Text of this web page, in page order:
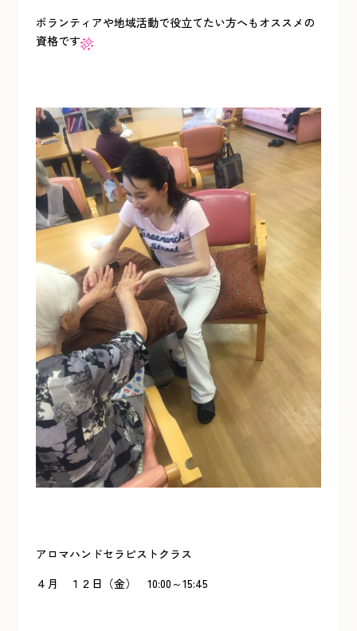
ボランティアや地域活動で役立てたい方へもオススメの
資格です
アロマハンドセラピストクラス
４月 １２日（金） 10:00～15:45